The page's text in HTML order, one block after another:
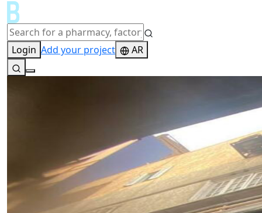
Login Add your project AR